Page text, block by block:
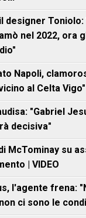
designer
nel 2022, ora
Napoli,
al Celta Vigo"
"Gabriel
decisiva"
McTominay su
| VIDEO
l'agente frena:
ci sono le